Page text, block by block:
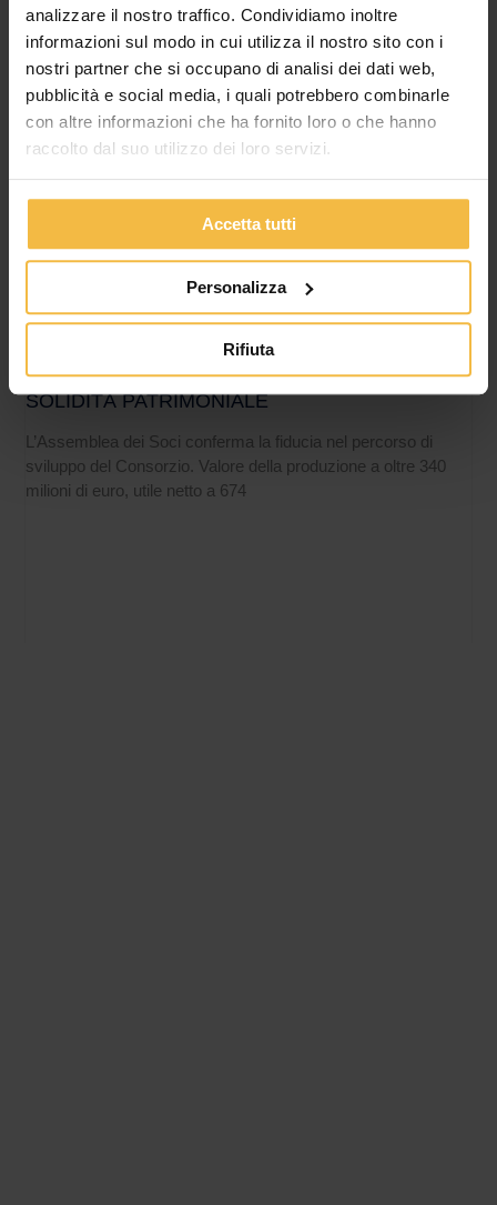
analizzare il nostro traffico. Condividiamo inoltre
informazioni sul modo in cui utilizza il nostro sito con i
nostri partner che si occupano di analisi dei dati web,
pubblicità e social media, i quali potrebbero combinarle
con altre informazioni che ha fornito loro o che hanno
raccolto dal suo utilizzo dei loro servizi.
Accetta tutti
Personalizza
Rifiuta
IL CONSORZIO AGRARIO DI CREMONA
APPROVA IL BILANCIO 2025: CRESCE IL
FATTURATO, MIGLIORANO REDDITIVITÀ E
SOLIDITÀ PATRIMONIALE
L’Assemblea dei Soci conferma la fiducia nel percorso di
sviluppo del Consorzio. Valore della produzione a oltre 340
milioni di euro, utile netto a 674